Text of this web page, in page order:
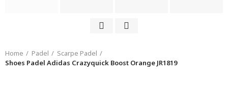
Home Padel
Scarpe Padel
Shoes Padel Adidas Crazyquick Boost Orange JR1819